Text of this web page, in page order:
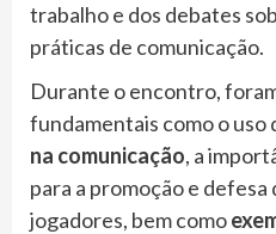
trabalho e dos debates
práticas de comunicação.
Durante o encontro,
fundamentais como o uso
na comunicação, a
para a promoção e defesa
jogadores, bem como